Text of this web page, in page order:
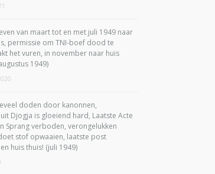
van maart tot en met juli 1949 naar
permissie om TNI-boef dood te
het vuren, in november naar huis
1949)
doden door kanonnen,
Djogja is gloeiend hard, Laatste Acte
Sprang verboden, verongelukken
stof opwaaien, laatste post
huis thuis! (juli 1949)